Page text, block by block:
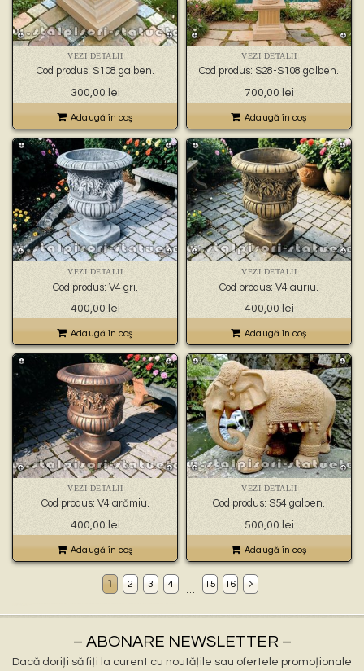
VEZI DETALII
Cod produs: S108 galben.
300,00 lei
Adaugă în coş
VEZI DETALII
Cod produs: S28-S108 galben.
700,00 lei
Adaugă în coş
VEZI DETALII
Cod produs: V4 gri.
400,00 lei
Adaugă în coş
VEZI DETALII
Cod produs: V4 auriu.
400,00 lei
Adaugă în coş
VEZI DETALII
Cod produs: V4 arămiu.
400,00 lei
Adaugă în coş
VEZI DETALII
Cod produs: S54 galben.
500,00 lei
Adaugă în coş
1 2 3 4 15 16
– ABONARE NEWSLETTER –
Dacă doriți să fiți la curent cu noutățile sau ofertele promoționale